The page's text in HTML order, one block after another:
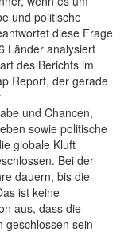
und politische
diese Frage
Länder analysiert
des Berichts im
Report, der gerade
und Chancen,
sowie politische
globale Kluft
Bei der
dauern, bis die
ist keine
aus, dass die
geschlossen sein